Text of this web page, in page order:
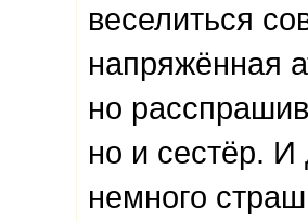
веселиться
напряжённая
но
но и сестёр.
немного